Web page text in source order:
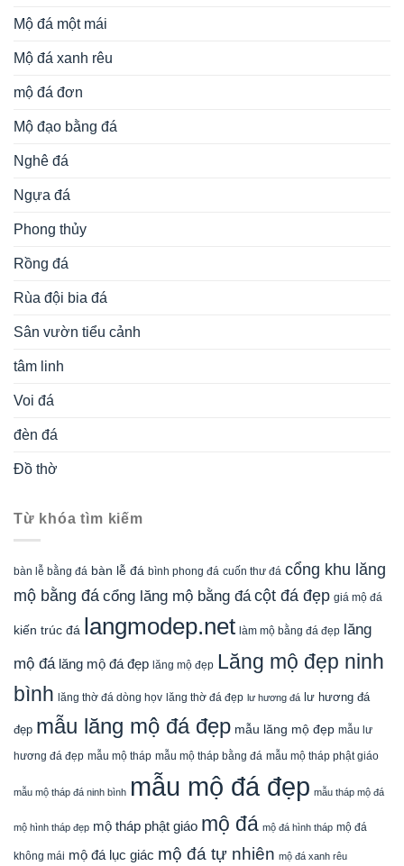
Mộ đá một mái
Mộ đá xanh rêu
mộ đá đơn
Mộ đạo bằng đá
Nghê đá
Ngựa đá
Phong thủy
Rồng đá
Rùa đội bia đá
Sân vườn tiểu cảnh
tâm linh
Voi đá
đèn đá
Đồ thờ
Từ khóa tìm kiếm
bàn lễ bằng đá bàn lễ đá bình phong đá cuốn thư đá cổng khu lăng
mộ bằng đá cổng lăng mộ bằng đá cột đá đẹp giá mộ đá
kiến trúc đá langmodep.net làm mộ bằng đá đẹp lăng
mộ đá lăng mộ đá đẹp lăng mộ đẹp Lăng mộ đẹp ninh
bình lăng thờ đá dòng họv lăng thờ đá đẹp lư hương đá lư hương đá
đẹp mẫu lăng mộ đá đẹp mẫu lăng mộ đẹp mẫu lư
hương đá đẹp mẫu mộ tháp mẫu mộ tháp bằng đá mẫu mộ tháp phật giáo
mẫu mộ tháp đá ninh bình mẫu mộ đá đẹp mẫu tháp mộ đá
mộ hình tháp đẹp mộ tháp phật giáo mộ đá mộ đá hình tháp mộ đá
không mái mộ đá lục giác mộ đá tự nhiên mộ đá xanh rêu